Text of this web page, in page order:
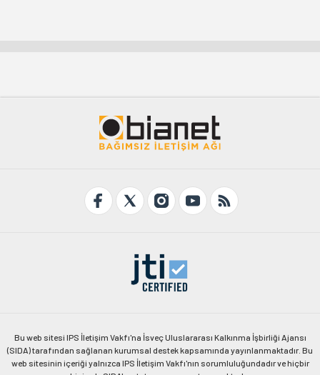
Bu web sitesi IPS İletişim Vakfı'na İsveç Uluslararası Kalkınma İşbirliği Ajansı
(SIDA) tarafından sağlanan kurumsal destek kapsamında yayınlanmaktadır. Bu
web sitesinin içeriği yalnızca IPS İletişim Vakfı'nın sorumluluğundadır ve hiçbir